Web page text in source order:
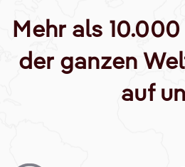
Mehr als
der ganzen
auf